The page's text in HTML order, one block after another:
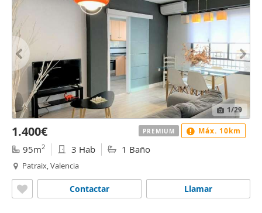
1/29
1.400€
95m2 3 Hab 1 Baño
Patraix, Valencia
Llamar
Contactar
PREMIUM Máx. 10km